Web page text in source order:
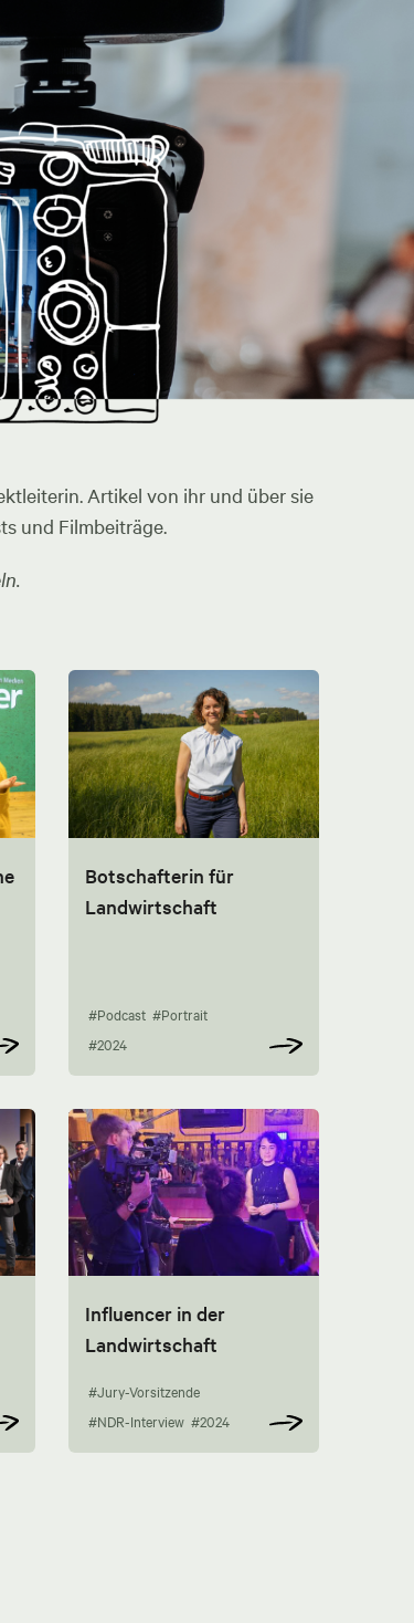
Artikel von ihr und über sie
und Filmbeiträge.
Botschafterin für
Landwirtschaft
#Podcast #Portrait
#2024
Influencer in der
Landwirtschaft
#Jury-Vorsitzende
#NDR-Interview #2024